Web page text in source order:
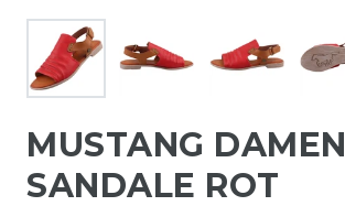
MUSTANG DAMEN
SANDALE ROT